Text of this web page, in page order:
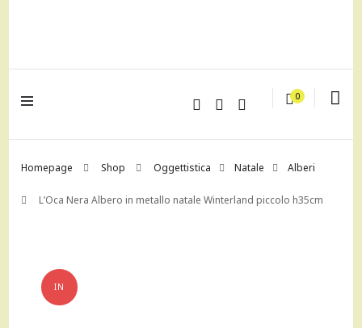
0
Homepage Shop Oggettistica Natale Alberi
L’Oca Nera Albero in metallo natale Winterland piccolo h35cm
IN